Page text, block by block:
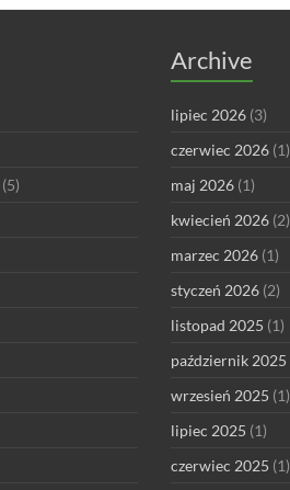
(5)
Archive
lipiec 2026 (3)
czerwiec 2026 (1)
maj 2026 (1)
kwiecień 2026 (2)
marzec 2026 (1)
styczeń 2026 (2)
listopad 2025 (1)
październik 2025
wrzesień 2025 (1)
lipiec 2025 (1)
czerwiec 2025 (1)